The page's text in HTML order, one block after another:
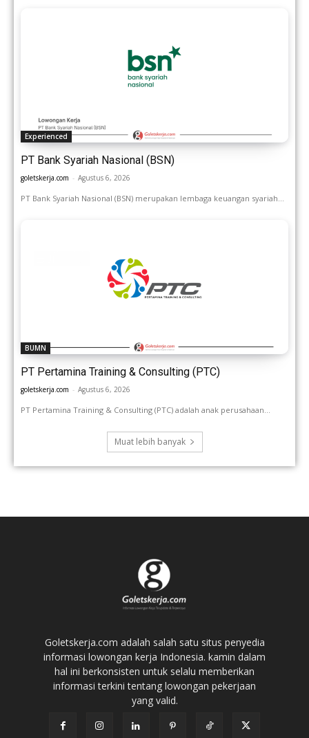
Experienced
PT Bank Syariah Nasional (BSN)
goletskerja.com - Agustus 6, 2026
PT Bank Syariah Nasional (BSN) merupakan lembaga keuangan syariah...
BUMN
PT Pertamina Training & Consulting (PTC)
goletskerja.com - Agustus 6, 2026
PT Pertamina Training & Consulting (PTC) adalah anak perusahaan...
Muat lebih banyak
Goletskerja.com adalah salah satu situs penyedia
informasi lowongan kerja Indonesia. kamin dalam
hal ini berkonsisten untuk selalu memberikan
informasi terkini tentang lowongan pekerjaan
yang valid.